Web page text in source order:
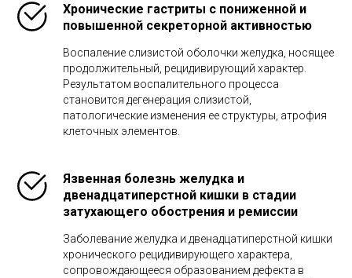
Хронические гастриты с пониженной и
повышенной секреторной активностью
Воспаление слизистой оболочки желудка, носящее
продолжительный, рецидивирующий характер.
Результатом воспалительного процесса
становится дегенерация слизистой,
патологические изменения ее структуры, атрофия
клеточных элементов.
Язвенная болезнь желудка и
двенадцатиперстной кишки в стадии
затухающего обострения и ремиссии
Заболевание желудка и двенадцатиперстной кишки
хронического рецидивирующего характера,
сопровождающееся образованием дефекта в